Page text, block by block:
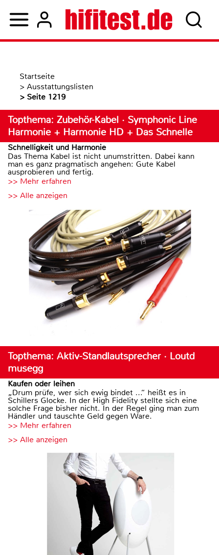
Startseite
> Ausstattungslisten
> Seite 1219
Topthema: Zubehör-Kabel · Symphonic Line
Harmonie + Harmonie HD + Das Schnelle
Schnelligkeit und Harmonie
Das Thema Kabel ist nicht unumstritten. Dabei kann
man es ganz pragmatisch angehen: Gute Kabel
ausprobieren und fertig.
>> Mehr erfahren
>> Alle anzeigen
Topthema: Aktiv-Standlautsprecher · Loutd
musegg
Kaufen oder leihen
„Drum prüfe, wer sich ewig bindet ...“ heißt es in
Schillers Glocke. In der High Fidelity stellte sich eine
solche Frage bisher nicht. In der Regel ging man zum
Händler und tauschte Geld gegen Ware.
>> Mehr erfahren
>> Alle anzeigen